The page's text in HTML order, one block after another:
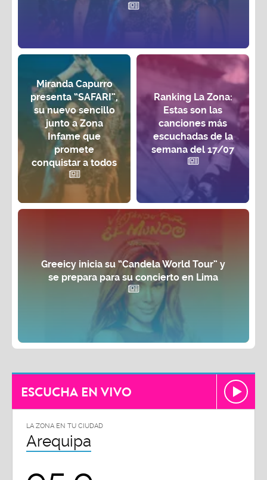
Miranda Capurro
presenta “SAFARI”,
su nuevo sencillo
junto a Zona
Infame que
promete
conquistar a todos
Ranking La Zona:
Estas son las
canciones más
escuchadas de la
semana del 17/07
Greeicy inicia su “Candela World Tour” y
se prepara para su concierto en Lima
ESCUCHA EN VIVO
LA ZONA EN TU CIUDAD
Arequipa